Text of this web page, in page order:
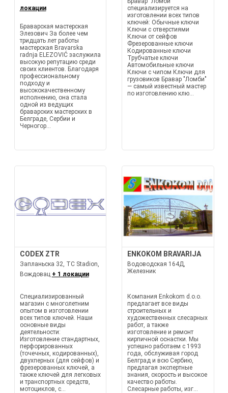
локации
Браварская мастерская
Элезович За более чем
тридцать лет работы
мастерская Bravarska
radnja ELEZOVIĆ заслужила
высокую репутацию среди
своих клиентов. Благодаря
профессиональному
подходу и
высококачественному
исполнению, она стала
одной из ведущих
браварских мастерских в
Белграде, Сербии и
Черногор...
специализируется на
изготовлении всех типов
ключей: Обычные ключи
Ключи с отверстиями
Ключи от сейфов
Фрезерованные ключи
Кодированные ключи
Трубчатые ключи
Автомобильные ключи
Ключи с чипом Ключи для
грузовиков Бравар "Ломби"
— самый известный мастер
по изготовлению клю...
CODEX ZTR
Запланьска 32, TC Stadion,
Вождовац + 1 локации
Специализированный
магазин с многолетним
опытом в изготовлении
всех типов ключей. Наши
основные виды
деятельности:
Изготовление стандартных,
перфорированных
(точечных, кодированных),
двухперных (для сейфов) и
фрезерованных ключей, а
также ключей для легковых
и транспортных средств,
мотоциклов, с...
ENKOKOM BRAVARIJA
Водоводская 164Д,
Железник
Компания Enkokom d.o.o.
предлагает все виды
строительных и
художественных слесарных
работ, а также
изготовление и ремонт
кирпичной оснастки. Мы
успешно работаем с 1993
года, обслуживая город
Белград и всю Сербию,
предлагая экспертные
знания, скорость и высокое
качество работы.
Слесарные работы, изг...